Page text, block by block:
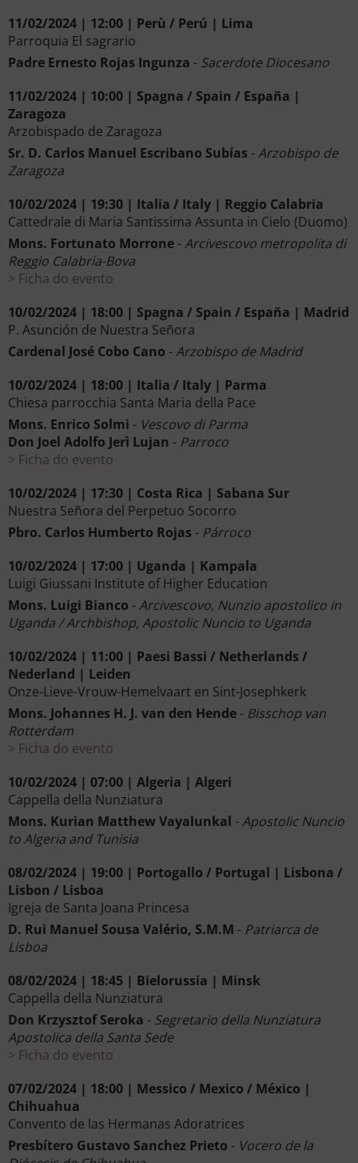
11/02/2024 | 12:00 | Perù / Perú | Lima
Parroquia El sagrario
Padre Ernesto Rojas Ingunza - Sacerdote Diocesano
11/02/2024 | 10:00 | Spagna / Spain / España |
Zaragoza
Arzobispado de Zaragoza
Sr. D. Carlos Manuel Escribano Subías -Arzobispo de
Zaragoza
10/02/2024 | 19:30 | Italia / Italy | Reggio Calabria
Cattedrale di Maria Santissima Assunta in Cielo (Duomo)
Mons. Fortunato Morrone -Arcivescovo metropolita di
Reggio Calabria-Bova
Ficha do evento
10/02/2024 | 18:00 | Spagna / Spain / España | Madrid
P. Asunción de Nuestra Señora
Cardenal José Cobo Cano -Arzobispo de Madrid
10/02/2024 | 18:00 | Italia / Italy | Parma
Chiesa parrocchia Santa Maria della Pace
Mons. Enrico Solmi - Vescovo di Parma
Don Joel Adolfo Jerì Lujan - Parroco
Ficha do evento
10/02/2024 | 17:30 | Costa Rica | Sabana Sur
Nuestra Señora del Perpetuo Socorro
Pbro. Carlos Humberto Rojas - Párroco
10/02/2024 | 17:00 | Uganda | Kampala
Luigi Giussani Institute of Higher Education
Mons. Luigi Bianco -Arcivescovo, Nunzio apostolico in
Uganda / Archbishop, Apostolic Nuncio to Uganda
10/02/2024 | 11:00 | Paesi Bassi / Netherlands /
Nederland | Leiden
Onze-Lieve-Vrouw-Hemelvaart en Sint-Josephkerk
Mons. Johannes H. J. van den Hende - Bisschop van
Rotterdam
Ficha do evento
10/02/2024 | 07:00 | Algeria | Algeri
Cappella della Nunziatura
Mons. Kurian Matthew Vayalunkal -Apostolic Nuncio
to Algeria and Tunisia
08/02/2024 | 19:00 | Portogallo / Portugal | Lisbona /
Lisbon / Lisboa
Igreja de Santa Joana Princesa
D. Rui Manuel Sousa Valério, S.M.M - Patriarca de
Lisboa
08/02/2024 | 18:45 | Bielorussia | Minsk
Cappella della Nunziatura
Don Krzysztof Seroka - Segretario della Nunziatura
Apostolica della Santa Sede
Ficha do evento
07/02/2024 | 18:00 | Messico / Mexico / México |
Chihuahua
Convento de las Hermanas Adoratrices
Presbítero Gustavo Sanchez Prieto - Vocero de la